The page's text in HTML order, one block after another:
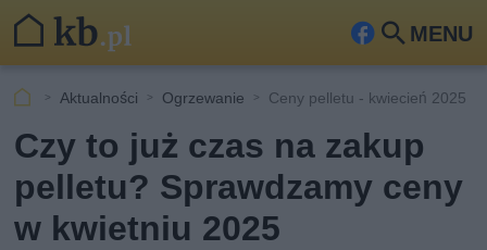
MENU
Fa
ook
Szu
kaj
Aktualności Ogrzewanie Ceny pelletu - kwiecień 2025
Czy to już czas na zakup
pelletu? Sprawdzamy ceny
w kwietniu 2025